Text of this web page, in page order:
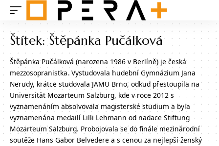
Štítek:Štěpánka Pučálková
Štěpánka Pučálková (narozena 1986 v Berlíně) je česká
mezzosopranistka. Vystudovala hudební Gymnázium Jana
Nerudy, krátce studovala JAMU Brno, odkud přestoupila na
Universität Mozarteum Salzburg, kde v roce 2012 s
vyznamenáním absolvovala magisterské studium a byla
vyznamenána medailí Lilli Lehmann od nadace Stiftung
Mozarteum Salzburg. Probojovala se do finále mezinárodní
soutěže Hans Gabor Belvedere a s cenou za nejlepší ženský